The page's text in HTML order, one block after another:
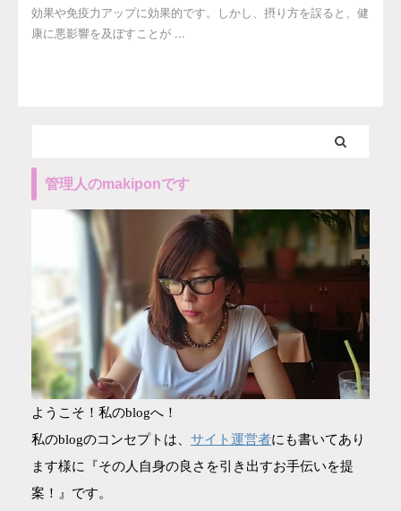
効果や免疫力アップに効果的です。しかし、摂り方を誤ると、健
康に悪影響を及ぼすことが ...
管理人のmakiponです
ようこそ！私のblogへ！
私のblogのコンセプトは、 サイト運営者にも書いてあり
ます様に『その人自身の良さを引き出すお手伝いを提
案！』です。